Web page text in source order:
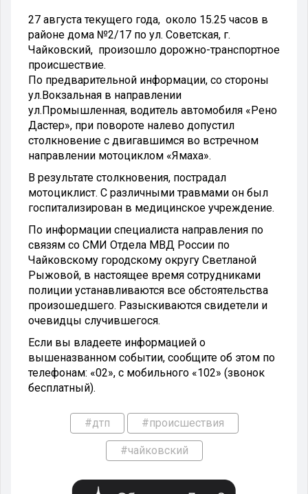
27 августа текущего года, около 15.25 часов в
районе дома №2/17 по ул. Советская, г.
Чайковский, произошло дорожно-транспортное
происшествие.
По предварительной информации, со стороны
ул.Вокзальная в направлении
ул.Промышленная, водитель автомобиля «Рено
Дастер», при повороте налево допустил
столкновение с двигавшимся во встречном
направлении мотоциклом «Ямаха».
В результате столкновения, пострадал
мотоциклист. С различными травмами он был
госпитализирован в медицинское учреждение.
По информации специалиста направления по
связям со СМИ Отдела МВД России по
Чайковскому городскому округу Светланой
Рыжовой, в настоящее время сотрудниками
полиции устанавливаются все обстоятельства
произошедшего. Разыскиваются свидетели и
очевидцы случившегося.
Если вы владеете информацией о
вышеназванном событии, сообщите об этом по
телефонам: «02», с мобильного «102» (звонок
бесплатный).
#дтп #происшествия
#чайковский